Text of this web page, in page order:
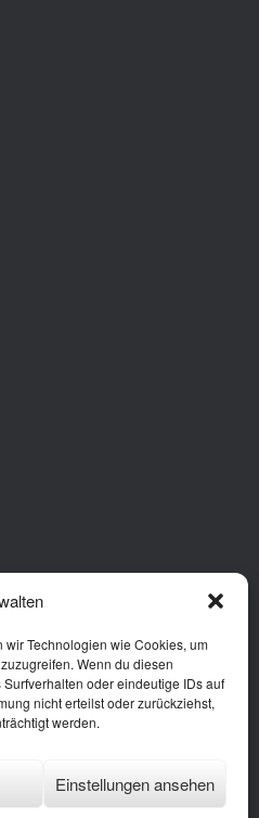
Technologien wie Cookies, um
Wenn du diesen
oder eindeutige IDs auf
nicht erteilst oder zurückziehst,
werden.
Einstellungen ansehen